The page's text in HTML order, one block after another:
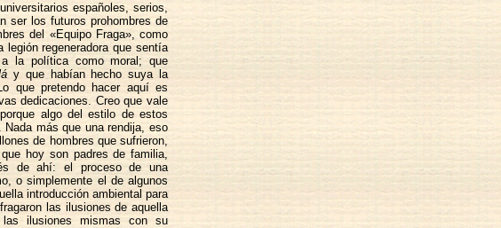
españoles, serios,
ser los futuros prohombres de
del «Equipo Fraga», como
legión regeneradora que sentía
la política como moral; que
y que habían hecho suya la
que pretendo hacer aquí es
dedicaciones. Creo que vale
algo del estilo de estos
más que una rendija, eso
de hombres que sufrieron,
hoy son padres de familia,
de ahí: el proceso de una
o simplemente el de algunos
introducción ambiental para
las ilusiones de aquella
ilusiones mismas con su